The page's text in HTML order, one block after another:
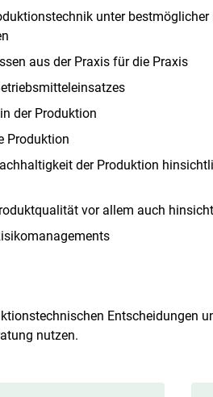
unter
aus der Praxis für die Praxis
der Produktion
Produktion
der Produktion
vor allem auch
Entscheidungen
nutzen.